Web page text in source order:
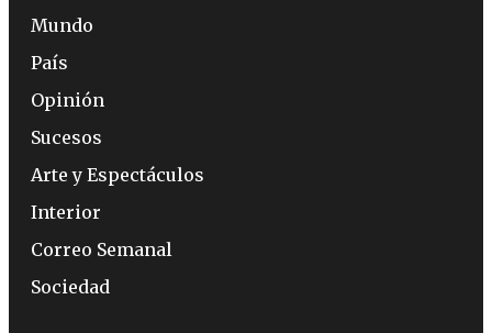
Mundo
País
Opinión
Sucesos
Arte y Espectáculos
Interior
Correo Semanal
Sociedad